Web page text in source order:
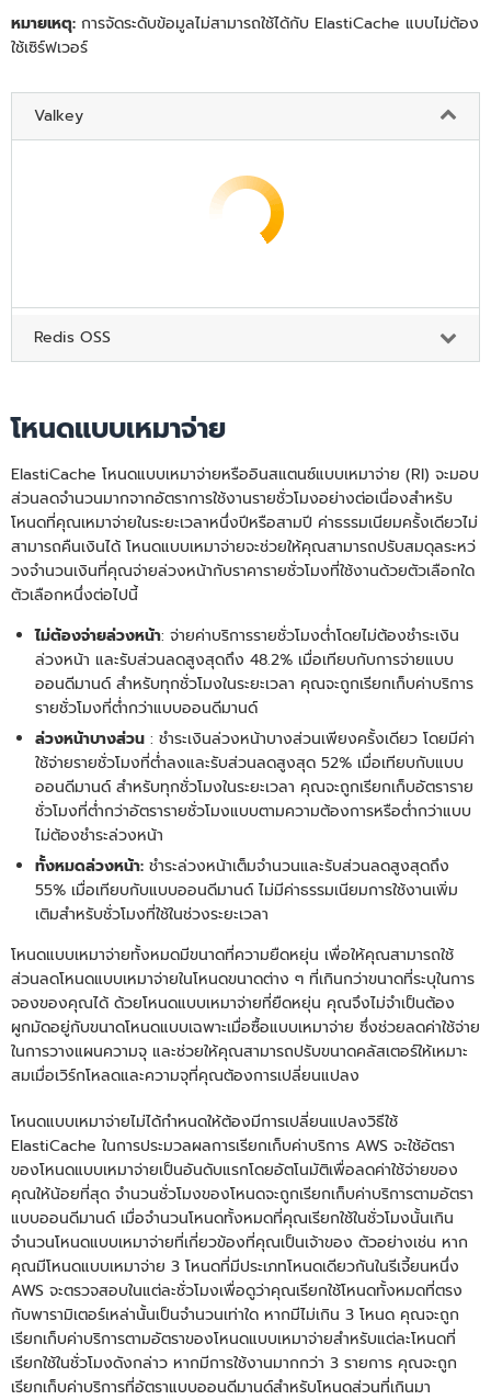
หมายเหตุ: การจัดระดับข้อมูลไม่สามารถใช้ได้กับ ElastiCache แบบไม่ต้อง
ใช้เซิร์ฟเวอร์
Valkey
Redis OSS
โหนดแบบเหมาจ่าย
ElastiCache โหนดแบบเหมาจ่ายหรืออินสแตนซ์แบบเหมาจ่าย (RI) จะมอบ
ส่วนลดจำนวนมากจากอัตราการใช้งานรายชั่วโมงอย่างต่อเนื่องสำหรับ
โหนดที่คุณเหมาจ่ายในระยะเวลาหนึ่งปีหรือสามปี ค่าธรรมเนียมครั้งเดียวไม่
สามารถคืนเงินได้ โหนดแบบเหมาจ่ายจะช่วยให้คุณสามารถปรับสมดุลระหว่
วงจำนวนเงินที่คุณจ่ายล่วงหน้ากับราคารายชั่วโมงที่ใช้งานด้วยตัวเลือกใด
ตัวเลือกหนึ่งต่อไปนี้
ไม่ต้องจ่ายล่วงหน้า: จ่ายค่าบริการรายชั่วโมงต่ำโดยไม่ต้องชำระเงิน
ล่วงหน้า และรับส่วนลดสูงสุดถึง 48.2% เมื่อเทียบกับการจ่ายแบบ
ออนดีมานด์ สำหรับทุกชั่วโมงในระยะเวลา คุณจะถูกเรียกเก็บค่าบริการ
รายชั่วโมงที่ต่ำกว่าแบบออนดีมานด์
ล่วงหน้าบางส่วน : ชำระเงินล่วงหน้าบางส่วนเพียงครั้งเดียว โดยมีค่า
ใช้จ่ายรายชั่วโมงที่ต่ำลงและรับส่วนลดสูงสุด 52% เมื่อเทียบกับแบบ
ออนดีมานด์ สำหรับทุกชั่วโมงในระยะเวลา คุณจะถูกเรียกเก็บอัตราราย
ชั่วโมงที่ต่ำกว่าอัตรารายชั่วโมงแบบตามความต้องการหรือต่ำกว่าแบบ
ไม่ต้องชำระล่วงหน้า
ทั้งหมดล่วงหน้า: ชำระล่วงหน้าเต็มจำนวนและรับส่วนลดสูงสุดถึง
55% เมื่อเทียบกับแบบออนดีมานด์ ไม่มีค่าธรรมเนียมการใช้งานเพิ่ม
เติมสำหรับชั่วโมงที่ใช้ในช่วงระยะเวลา
โหนดแบบเหมาจ่ายทั้งหมดมีขนาดที่ความยืดหยุ่น เพื่อให้คุณสามารถใช้
ส่วนลดโหนดแบบเหมาจ่ายในโหนดขนาดต่าง ๆ ที่เกินกว่าขนาดที่ระบุในการ
จองของคุณได้ ด้วยโหนดแบบเหมาจ่ายที่ยืดหยุ่น คุณจึงไม่จำเป็นต้อง
ผูกมัดอยู่กับขนาดโหนดแบบเฉพาะเมื่อซื้อแบบเหมาจ่าย ซึ่งช่วยลดค่าใช้จ่าย
ในการวางแผนความจุ และช่วยให้คุณสามารถปรับขนาดคลัสเตอร์ให้เหมาะ
สมเมื่อเวิร์กโหลดและความจุที่คุณต้องการเปลี่ยนแปลง
โหนดแบบเหมาจ่ายไม่ได้กำหนดให้ต้องมีการเปลี่ยนแปลงวิธีใช้
ElastiCache ในการประมวลผลการเรียกเก็บค่าบริการ AWS จะใช้อัตรา
ของโหนดแบบเหมาจ่ายเป็นอันดับแรกโดยอัตโนมัติเพื่อลดค่าใช้จ่ายของ
คุณให้น้อยที่สุด จำนวนชั่วโมงของโหนดจะถูกเรียกเก็บค่าบริการตามอัตรา
แบบออนดีมานด์ เมื่อจำนวนโหนดทั้งหมดที่คุณเรียกใช้ในชั่วโมงนั้นเกิน
จำนวนโหนดแบบเหมาจ่ายที่เกี่ยวข้องที่คุณเป็นเจ้าของ ตัวอย่างเช่น หาก
คุณมีโหนดแบบเหมาจ่าย 3 โหนดที่มีประเภทโหนดเดียวกันในรีเจี้ยนหนึ่ง
AWS จะตรวจสอบในแต่ละชั่วโมงเพื่อดูว่าคุณเรียกใช้โหนดทั้งหมดที่ตรง
กับพารามิเตอร์เหล่านั้นเป็นจำนวนเท่าใด หากมีไม่เกิน 3 โหนด คุณจะถูก
เรียกเก็บค่าบริการตามอัตราของโหนดแบบเหมาจ่ายสำหรับแต่ละโหนดที่
เรียกใช้ในชั่วโมงดังกล่าว หากมีการใช้งานมากกว่า 3 รายการ คุณจะถูก
เรียกเก็บค่าบริการที่อัตราแบบออนดีมานด์สำหรับโหนดส่วนที่เกินมา